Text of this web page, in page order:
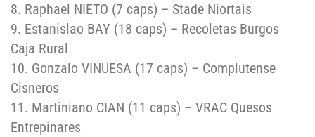
8. Raphael NIETO (7 caps) – Stade Niortais
9. Estanislao BAY (18 caps) – Recoletas Burgos
Caja Rural
10. Gonzalo VINUESA (17 caps) – Complutense
Cisneros
11. Martiniano CIAN (11 caps) – VRAC Quesos
Entrepinares